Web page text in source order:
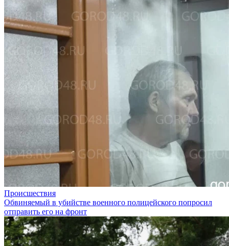
Происшествия
Обвиняемый в убийстве военного полицейского попросил
отправить его на фронт